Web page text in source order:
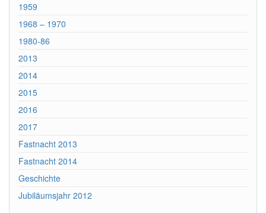
1959
1968 – 1970
1980-86
2013
2014
2015
2016
2017
Fastnacht 2013
Fastnacht 2014
Geschichte
Jubiläumsjahr 2012